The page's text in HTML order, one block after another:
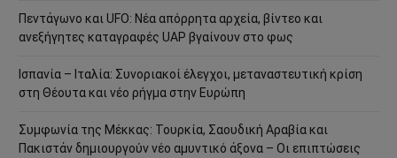
Πεντάγωνο και UFO: Νέα απόρρητα αρχεία, βίντεο και
ανεξήγητες καταγραφές UAP βγαίνουν στο φως
Ισπανία – Ιταλία: Συνοριακοί έλεγχοι, μεταναστευτική κρίση
στη Θέουτα και νέο ρήγμα στην Ευρώπη
Συμφωνία της Μέκκας: Τουρκία, Σαουδική Αραβία και
Πακιστάν δημιουργούν νέο αμυντικό άξονα – Οι επιπτώσεις